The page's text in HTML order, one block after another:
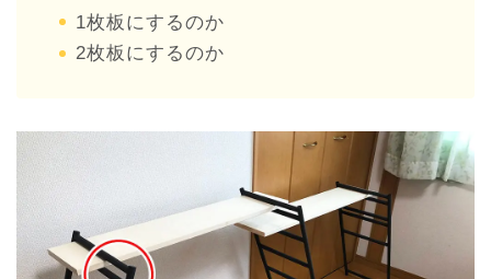
1枚板にするのか
2枚板にするのか